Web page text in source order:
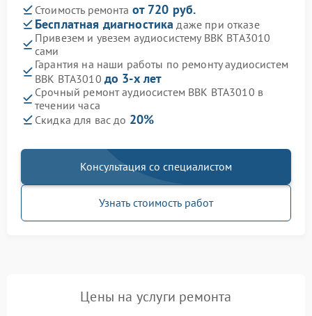
Стоимость ремонта от 720 руб.
Бесплатная диагностика даже при отказе
Привезем и увезем аудиосистему BBK BTA3010
сами
Гарантия на наши работы по ремонту аудиосистем
BBK BTA3010 до 3-х лет
Срочный ремонт аудиосистем BBK BTA3010 в
течении часа
Скидка для вас до 20%
Консультация со специалистом
Узнать стоимость работ
Цены на услуги ремонта